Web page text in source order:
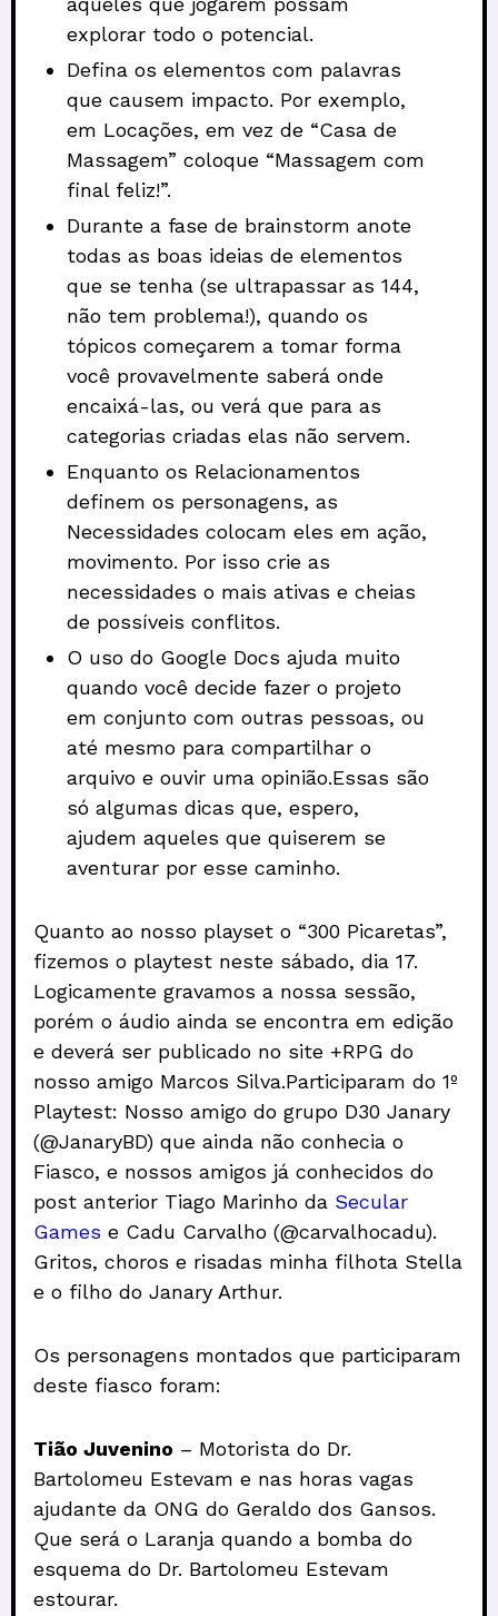
explorar todo o potencial.
Defina os elementos com palavras
que causem impacto. Por exemplo,
em Locações, em vez de “Casa de
Massagem” coloque “Massagem com
final feliz!”.
Durante a fase de brainstorm anote
todas as boas ideias de elementos
que se tenha (se ultrapassar as 144,
não tem problema!), quando os
tópicos começarem a tomar forma
você provavelmente saberá onde
encaixá-las, ou verá que para as
categorias criadas elas não servem.
Enquanto os Relacionamentos
definem os personagens, as
Necessidades colocam eles em ação,
movimento. Por isso crie as
necessidades o mais ativas e cheias
de possíveis conflitos.
O uso do Google Docs ajuda muito
quando você decide fazer o projeto
em conjunto com outras pessoas, ou
até mesmo para compartilhar o
arquivo e ouvir uma opinião.Essas são
só algumas dicas que, espero,
ajudem aqueles que quiserem se
aventurar por esse caminho.
Quanto ao nosso playset o “300 Picaretas”,
fizemos o playtest neste sábado, dia 17.
Logicamente gravamos a nossa sessão,
porém o áudio ainda se encontra em edição
e deverá ser publicado no site +RPG do
nosso amigo Marcos Silva.Participaram do 1º
Playtest: Nosso amigo do grupo D30 Janary
(@JanaryBD) que ainda não conhecia o
Fiasco, e nossos amigos já conhecidos do
post anterior Tiago Marinho da Secular
Games e Cadu Carvalho (@carvalhocadu).
Gritos, choros e risadas minha filhota Stella
e o filho do Janary Arthur.
Os personagens montados que participaram
deste fiasco foram:
Tião Juvenino – Motorista do Dr.
Bartolomeu Estevam e nas horas vagas
ajudante da ONG do Geraldo dos Gansos.
Que será o Laranja quando a bomba do
esquema do Dr. Bartolomeu Estevam
estourar.